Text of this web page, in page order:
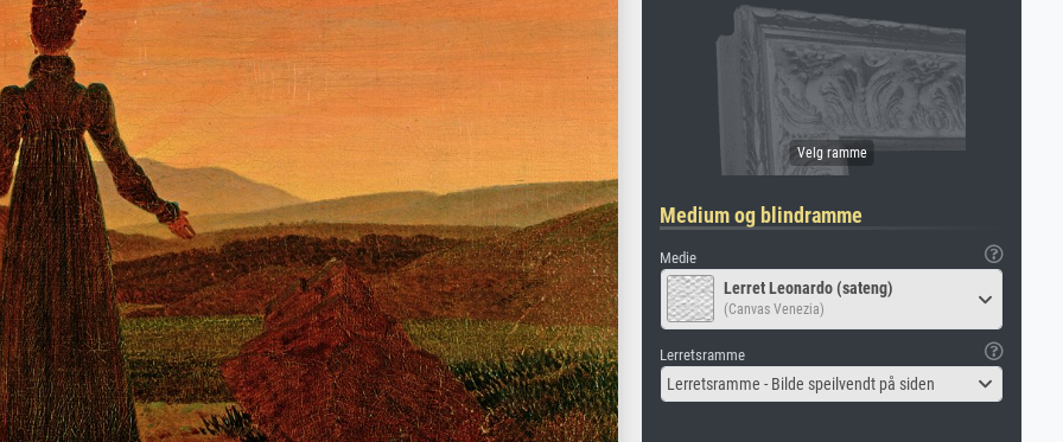
Medium og blindramme
Medie
Lerret Leonardo (sateng)
(Canvas Venezia)
Lerretsramme
Lerretsramme - Bilde speilvendt på siden